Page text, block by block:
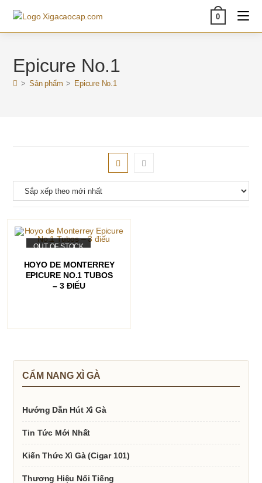
content
0
Epicure No.1
> Sản phẩm > Epicure No.1
OUT OF STOCK
HOYO DE MONTERREY
EPICURE NO.1 TUBOS
– 3 ĐIẾU
CẨM NANG XÌ GÀ
Hướng Dẫn Hút Xì Gà
Tin Tức Mới Nhất
Kiến Thức Xì Gà (Cigar 101)
Thương Hiệu Nổi Tiếng